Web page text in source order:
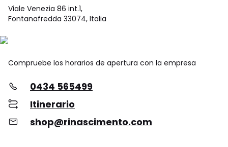
Viale Venezia 86 int.1,
Fontanafredda 33074, Italia
Compruebe los horarios de apertura con la empresa
0434 565499
Itinerario
shop@rinascimento.com